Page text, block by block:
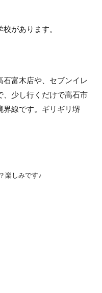
があります。
富木店や、セブンイレ
、少し行くだけで高石市
界線です。ギリギリ堺
楽しみです♪